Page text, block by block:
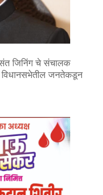
जिनिंग चे संचालक
विधानसभेतील जनतेकडून